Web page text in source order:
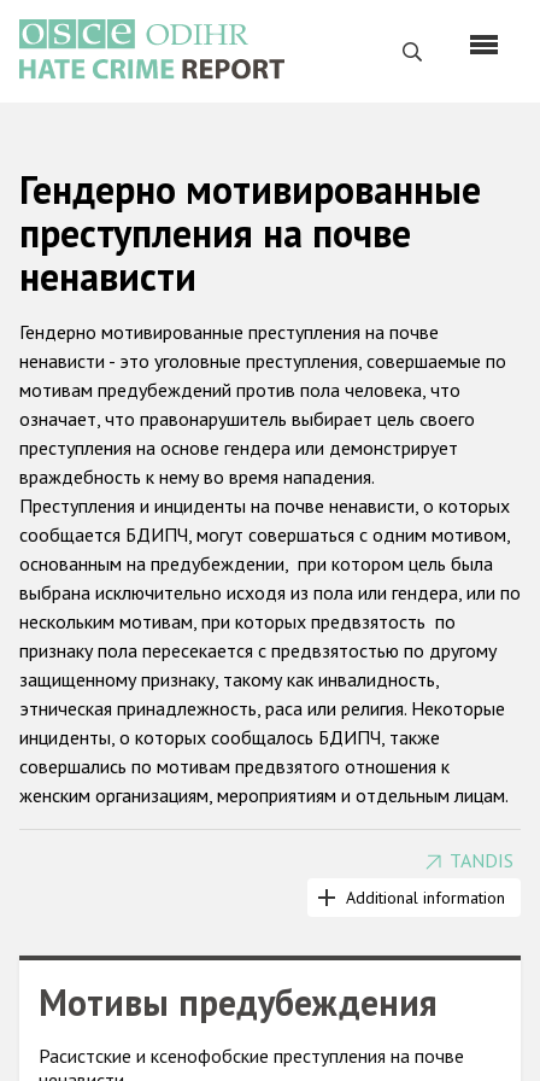
основному
содержанию
Поиск
Русский
Main
navigation
Главная
Наш мандат
Наша методология
Карта сайта
Часто задаваемые вопросы
Данные о преступлениях на почве ненависти
Racist and xenophobic hate crime
Anti-Roma hate crime
Anti-Semitic hate crime
Anti-Muslim hate crime
Other hate crime based on religion or belief
Anti-LGBTI hate crime
Проекты БДИПЧ
Гендерно мотивированные
преступления на почве
ненависти
Гендерно мотивированные преступления на почве
ненависти - это уголовные преступления, совершаемые по
мотивам предубеждений против пола человека, что
означает, что правонарушитель выбирает цель своего
преступления на основе гендера или демонстрирует
враждебность к нему во время нападения.
Преступления и инциденты на почве ненависти, о которых
сообщается БДИПЧ, могут совершаться с одним мотивом,
основанным на предубеждении, при котором цель была
выбрана исключительно исходя из пола или гендера, или по
нескольким мотивам, при которых предвзятость по
признаку пола пересекается с предвзятостью по другому
защищенному признаку, такому как инвалидность,
этническая принадлежность, раса или религия. Некоторые
инциденты, о которых сообщалось БДИПЧ, также
совершались по мотивам предвзятого отношения к
женским организациям, мероприятиям и отдельным лицам.
Государства-участники ОБСЕ признали важность решения
проблемы равенства между мужчинами и женщинами и
ненависти были впервые упомянуты врешении Совета
БДИПЧ публикует отчеты о "преступлениях на почве
TANDIS
Additional information
Мотивы предубеждения
Расистские и ксенофобские преступления на почве